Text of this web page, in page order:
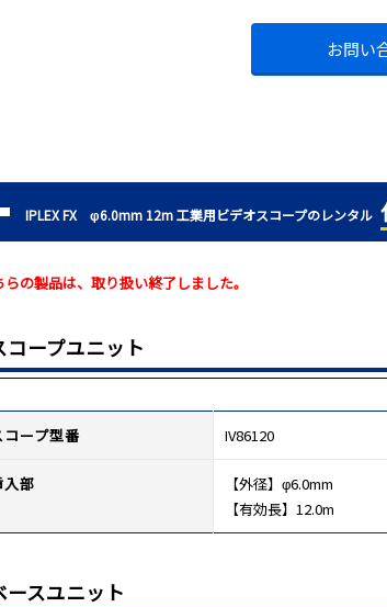
お問い
IPLEX FX φ6.0mm 12m 工業用ビデオスコープのレンタル
らの製品は、取り扱い終了しました。
コープユニット
コープ型番 IV86120
入部
【外径】φ6.0mm
【有効長】12.0m
ースユニット